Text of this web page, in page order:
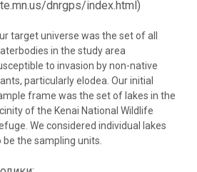
dnrgps/index.html)
target universe was the set of all
in the study area
to invasion by non-native
particularly elodea. Our initial
frame was the set of lakes in the
of the Kenai National Wildlife
We considered individual lakes
be the sampling units.